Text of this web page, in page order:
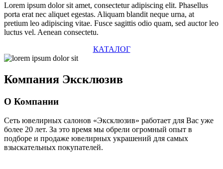
Lorem ipsum dolor sit amet, consectetur adipiscing elit. Phasellus
porta erat nec aliquet egestas. Aliquam blandit neque urna, at
pretium leo adipiscing vitae. Fusce sagittis odio quam, sed auctor leo
luctus vel. Aenean consectetu.
КАТАЛОГ
Компания Эксклюзив
О Компании
Сеть ювелирных салонов «Эксклюзив» работает для Вас уже
более 20 лет. За это время мы обрели огромный опыт в
подборе и продаже ювелирных украшений для самых
взыскательных покупателей.